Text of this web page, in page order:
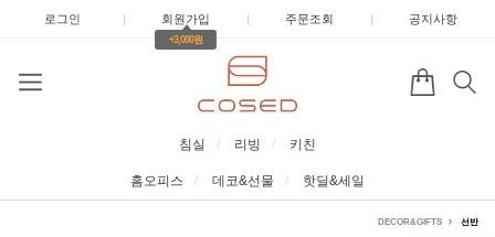
로그인 | 회원가입 |
+3,000원
주문조회 | 공지사항
침실 리빙 키친
홈오피스 데코&선물 핫딜&세일
DECOR&GIFTS 선반